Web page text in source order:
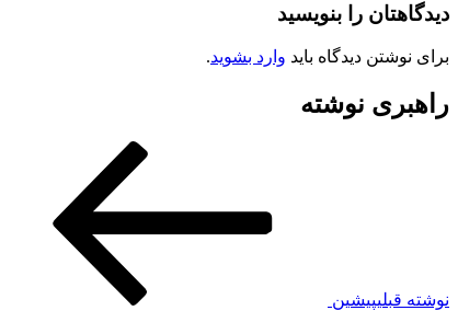
دیدگاهتان را بنویسید
برای نوشتن دیدگاه باید وارد بشوید.
راهبری نوشته
نوشته قبلیپیشین